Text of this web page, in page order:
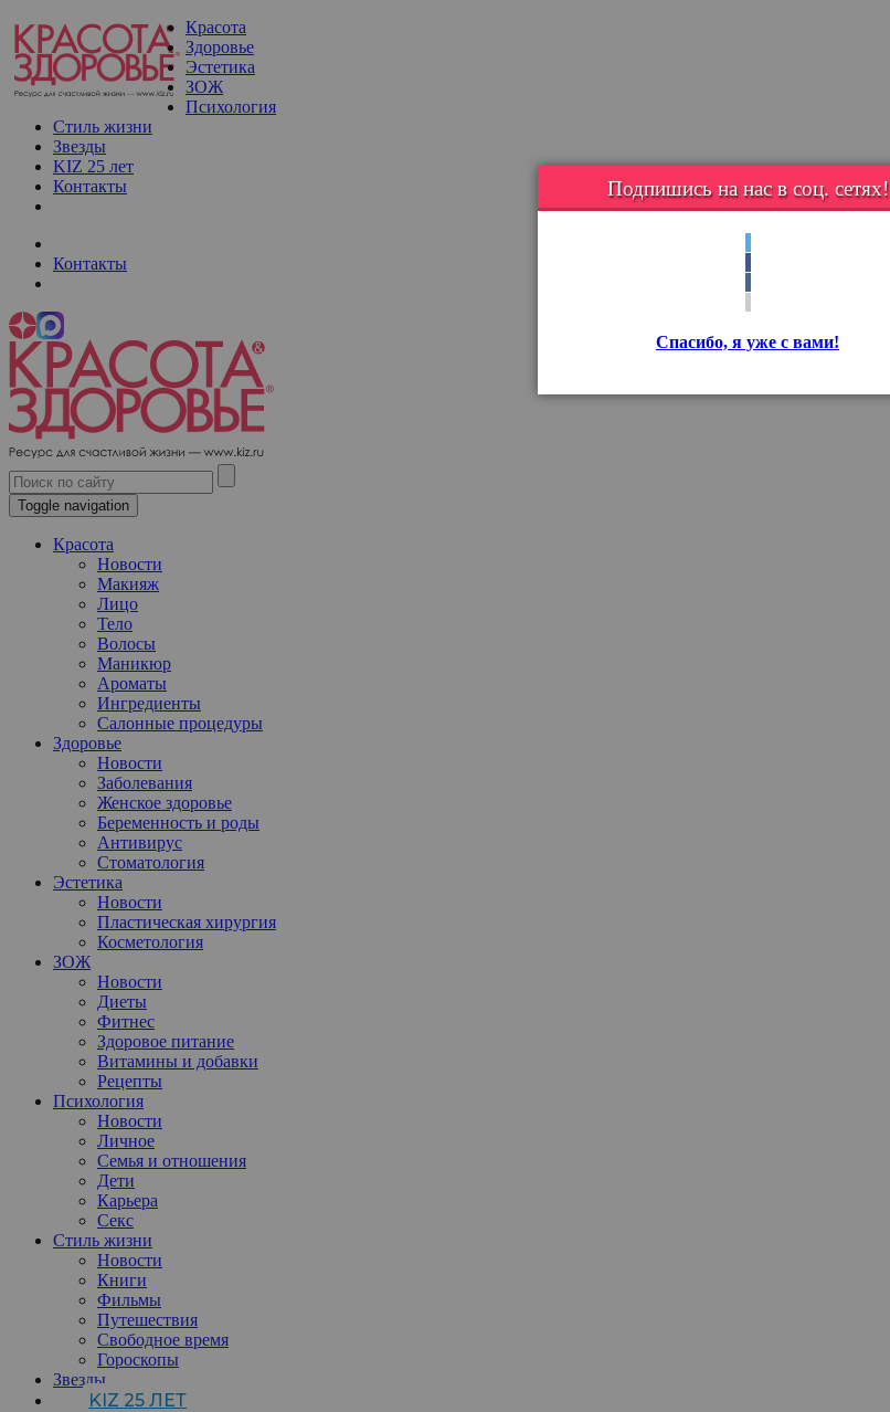
Красота
Здоровье
Эстетика
ЗОЖ
Психология
Стиль жизни
Звезды
KIZ 25 лет
Контакты
Контакты
Toggle navigation
Красота
Новости
Макияж
Лицо
Тело
Волосы
Маникюр
Ароматы
Ингредиенты
Салонные процедуры
Здоровье
Новости
Заболевания
Женское здоровье
Беременность и роды
Антивирус
Стоматология
Эстетика
Новости
Пластическая хирургия
Косметология
ЗОЖ
Новости
Диеты
Фитнес
Здоровое питание
Витамины и добавки
Рецепты
Психология
Новости
Личное
Семья и отношения
Дети
Карьера
Секс
Стиль жизни
Новости
Книги
Фильмы
Путешествия
Свободное время
Гороскопы
Звезды
KIZ 25 ЛЕТ
Подпишись на нас в соц. сетях!
Спасибо, я уже с вами!